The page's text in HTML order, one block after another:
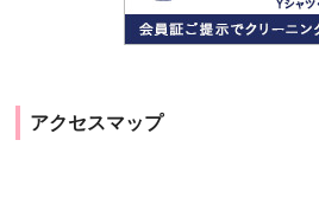
アクセスマップ